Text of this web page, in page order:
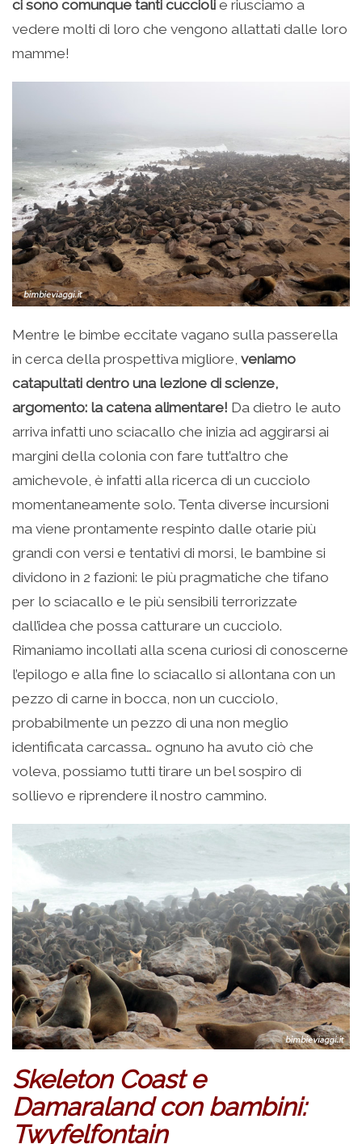
ci sono comunque tanti cuccioli e riusciamo a
vedere molti di loro che vengono allattati dalle loro
mamme!
Mentre le bimbe eccitate vagano sulla passerella
in cerca della prospettiva migliore, veniamo
catapultati dentro una lezione di scienze,
argomento: la catena alimentare! Da dietro le auto
arriva infatti uno sciacallo che inizia ad aggirarsi ai
margini della colonia con fare tutt’altro che
amichevole, è infatti alla ricerca di un cucciolo
momentaneamente solo. Tenta diverse incursioni
ma viene prontamente respinto dalle otarie più
grandi con versi e tentativi di morsi, le bambine si
dividono in 2 fazioni: le più pragmatiche che tifano
per lo sciacallo e le più sensibili terrorizzate
dall’idea che possa catturare un cucciolo.
Rimaniamo incollati alla scena curiosi di conoscerne
l’epilogo e alla fine lo sciacallo si allontana con un
pezzo di carne in bocca, non un cucciolo,
probabilmente un pezzo di una non meglio
identificata carcassa… ognuno ha avuto ciò che
voleva, possiamo tutti tirare un bel sospiro di
sollievo e riprendere il nostro cammino.
Skeleton Coast e
Damaraland con bambini:
Twyfelfontain